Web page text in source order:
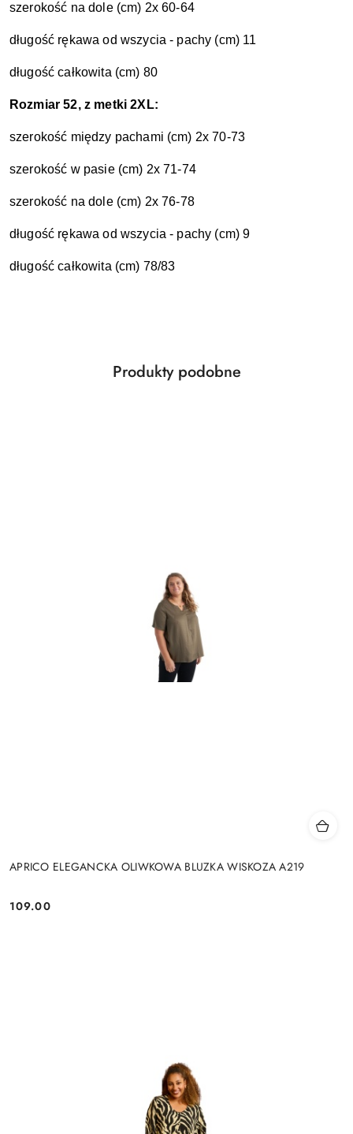
szerokość na dole (cm) 2x 60-64
długość rękawa od wszycia - pachy (cm) 11
długość całkowita (cm) 80
Rozmiar 52, z metki 2XL:
szerokość między pachami (cm) 2x 70-73
szerokość w pasie (cm) 2x 71-74
szerokość na dole (cm) 2x 76-78
długość rękawa od wszycia - pachy (cm) 9
długość całkowita (cm) 78/83
Pomiń karuzelę produktów
Produkty
Produkty podobne
APRICO ELEGANCKA OLIWKOWA BLUZKA WISKOZA A219
Cena:
109.00